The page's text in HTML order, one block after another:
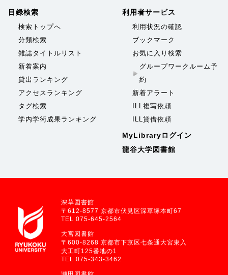
目録検索
検索トップへ
分類検索
雑誌タイトルリスト
新着案内
貸出ランキング
アクセスランキング
タグ検索
学内学術成果ランキング
利用者サービス
利用状況の確認
ブックマーク
お気に入り検索
グループワークルーム予
約
新着アラート
ILL複写依頼
ILL貸借依頼
MyLibraryログイン
龍谷大学図書館
深草図書館
〒612-8577 京都市伏見区深草塚本町67
TEL 075-645-2564
大宮図書館
〒600-8268 京都市下京区七条通大宮東入
大工町125番地の1
TEL 075-343-3462